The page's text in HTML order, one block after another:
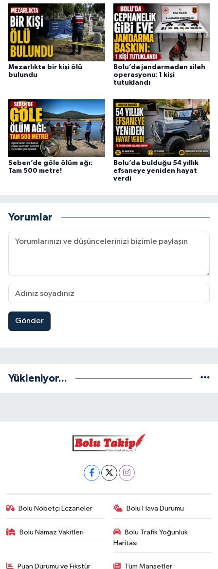
Mezarlıkta bir kişi ölü
bulundu
Bolu’da jandarmadan silah
operasyonu: 1 kişi
tutuklandı
Seben’de göle ölüm ağı:
Tam 500 metre!
Bolu’da bulduğu 54 yıllık
efsaneye yeniden hayat
verdi
Yorumlar
Gönder
Yükleniyor...
Bolu Nöbetçi Eczaneler Bolu Hava Durumu
Bolu Namaz Vakitleri
Bolu Trafik Yoğunluk
Haritası
Puan Durumu ve Fikstür Tüm Manşetler